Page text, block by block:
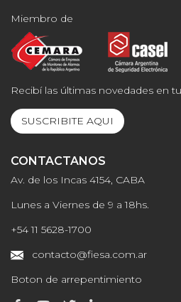
Miembro de
Recibí las últimas novedades en
SUSCRIBITE AQUI
CONTACTANOS
Av. de los Incas 4154, CABA
Lunes a Viernes de 9 a 18hs.
+54 11 5628-1700
contacto@fiesa.com.ar
Boton de arrepentimiento